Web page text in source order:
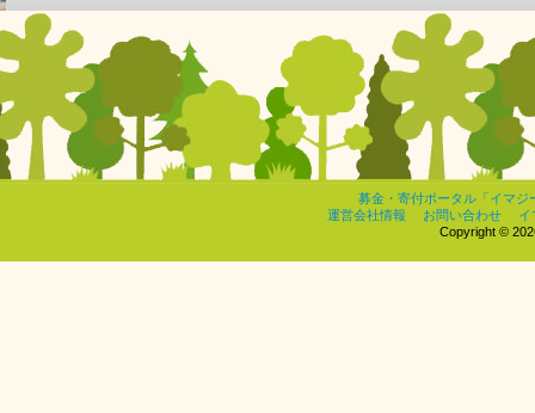
募金・寄付ポータル「イマジ
運営会社情報
お問い合わせ
イ
Copyright ©